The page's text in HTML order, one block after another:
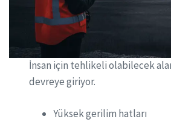
İnsan için tehlikeli olabilecek
devreye giriyor.
Yüksek gerilim hatları